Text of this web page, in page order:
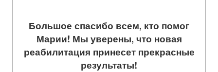
Большое спасибо всем, кто помог
Марии! Мы уверены, что новая
реабилитация принесет прекрасные
результаты!